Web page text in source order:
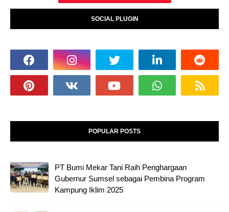
SOCIAL PLUGIN
POPULAR POSTS
PT Bumi Mekar Tani Raih Penghargaan
Gubernur Sumsel sebagai Pembina Program
Kampung Iklim 2025